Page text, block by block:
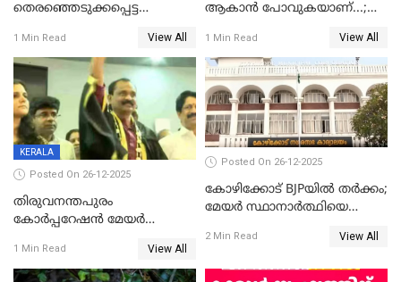
തെരഞ്ഞെടുക്കപ്പെട്ട
ആദ്യ വോട്ട് അസാധു; കണ്ണൂർ
ഡെപ്യൂട്ടി മേയർ സ്ഥാനത്ത്
താഹിറിന് വിജയം
1 Min Read View All
ആകാൻ പോവുകയാണ്...;
മുഖ്യമന്ത്രിയുടെ ഓഫീസ്
തന്നെ വിശദീകരിയ്ക്കുന്നു;
സത്യമിതാണ്
1 Min Read View All
KERALA
Posted On 26-12-2025
തിരുവനന്തപുരം
കോര്‍പ്പറേഷന്‍ മേയര്‍
ഹൈക്കോടതിയിലേക്ക്;
സത്യപ്രതിജ്ഞ ചടങ്ങില്‍
1 Min Read View All
Posted On 26-12-2025
കോഴിക്കോട് BJPയിൽ തർക്കം;
മേയർ സ്ഥാനാർത്ഥിയെ
2 Min Read View All